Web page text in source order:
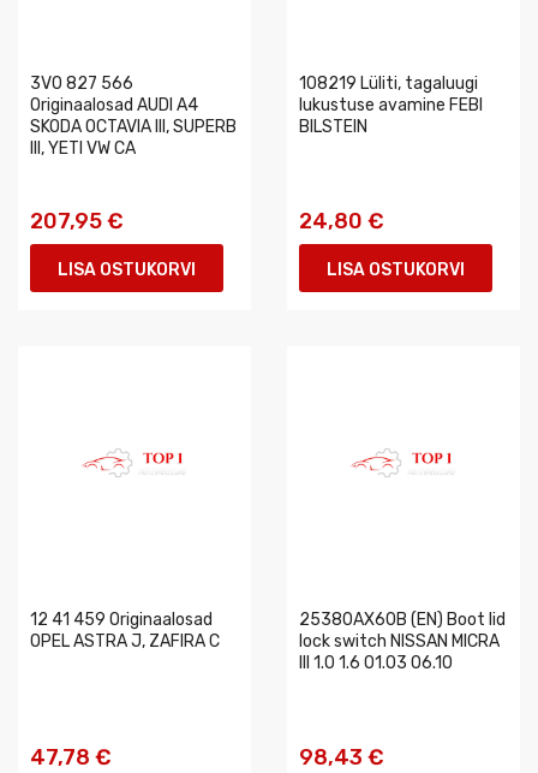
3V0 827 566
Originaalosad AUDI A4
SKODA OCTAVIA III, SUPERB
III, YETI VW CA
207,95 €
LISA OSTUKORVI
108219 Lüliti, tagaluugi
lukustuse avamine FEBI
BILSTEIN
24,80 €
LISA OSTUKORVI
12 41 459 Originaalosad
OPEL ASTRA J, ZAFIRA C
47,78 €
25380AX60B (EN) Boot lid
lock switch NISSAN MICRA
III 1.0 1.6 01.03 06.10
98,43 €